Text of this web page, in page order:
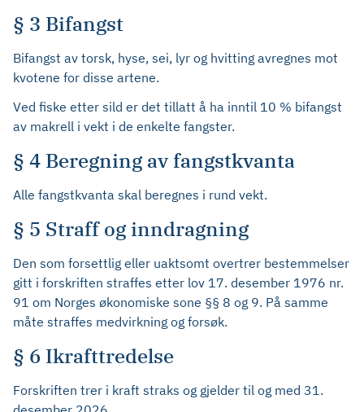
§ 3 Bifangst
Bifangst av torsk, hyse, sei, lyr og hvitting avregnes mot
kvotene for disse artene.
Ved fiske etter sild er det tillatt å ha inntil 10 % bifangst
av makrell i vekt i de enkelte fangster.
§ 4 Beregning av fangstkvanta
Alle fangstkvanta skal beregnes i rund vekt.
§ 5 Straff og inndragning
Den som forsettlig eller uaktsomt overtrer bestemmelser
gitt i forskriften straffes etter lov 17. desember 1976 nr.
91 om Norges økonomiske sone §§ 8 og 9. På samme
måte straffes medvirkning og forsøk.
§ 6 Ikrafttredelse
Forskriften trer i kraft straks og gjelder til og med 31.